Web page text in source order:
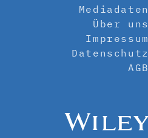
Mediadaten
Über uns
Impressum
Datenschutz
AGB